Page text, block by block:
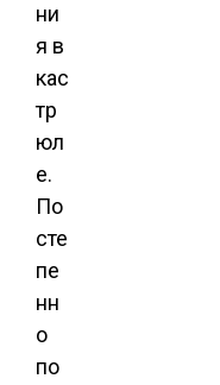
ни
я в
кас
тр
юл
е.
По
сте
пе
нн
о
по